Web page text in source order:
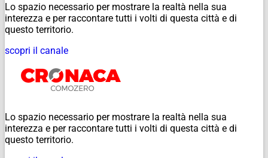
Lo spazio necessario per mostrare la realtà nella sua
interezza e per raccontare tutti i volti di questa città e di
questo territorio.
scopri il canale
Lo spazio necessario per mostrare la realtà nella sua
interezza e per raccontare tutti i volti di questa città e di
questo territorio.